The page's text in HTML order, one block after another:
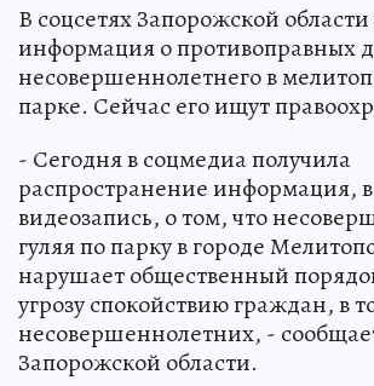
В соцсетях Запорожской
информация о противоправных
несовершеннолетнего в
парке. Сейчас его ищут
- Сегодня в соцмедиа получила
распространение информация,
видеозапись, о том, что
гуляя по парку в городе
нарушает общественный
угрозу спокойствию граждан, в
несовершеннолетних, -
Запорожской области.